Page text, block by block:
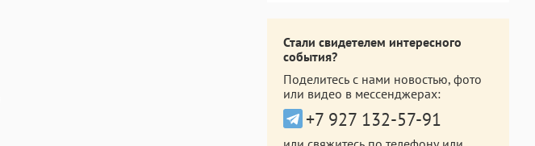
Стали свидетелем интересного
события?
Поделитесь с нами новостью, фото
или видео в мессенджерах:
+7 927 132-57-91